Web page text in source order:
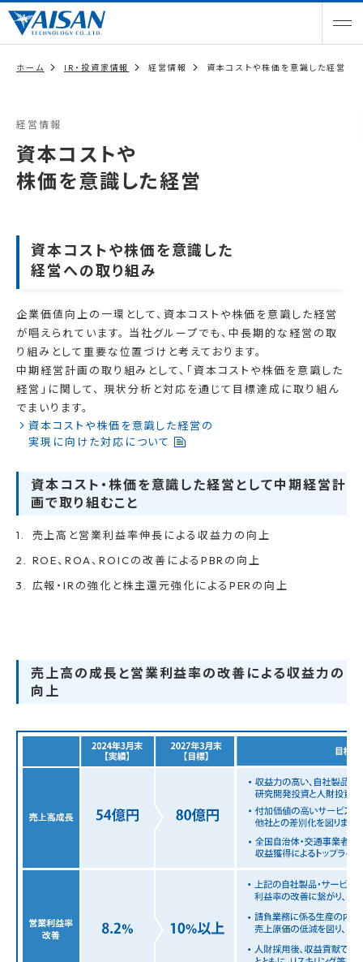
ホーム IR・投資家情報 経営情報 資本コストや株価を意識した経営
経営情報
資本コストや
株価を意識した経営
資本コストや株価を意識した
経営への取り組み
企業価値向上の一環として、資本コストや株価を意識した経営
が唱えられています。 当社グループでも、中長期的な経営の取
り組みとして重要な位置づけと考えております。
中期経営計画の取り組みとして、「資本コストや株価を意識した
経営」に関して、 現状分析と対応を通じて目標達成に取り組ん
でまいります。
資本コストや株価を意識した経営の
実現に向けた対応について
資本コスト・株価を意識した経営として中期経営計
画で取り組むこと
売上高と営業利益率伸長による収益力の向上
ROE、ROA、ROICの改善によるPBRの向上
広報・IRの強化と株主還元強化によるPERの向上
売上高の成長と営業利益率の改善による収益力の
向上